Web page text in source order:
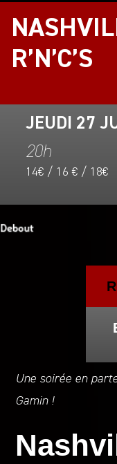
R’N’C’S
JEUDI 27
20h
14€ / 16 € / 18€
Une soirée en
Gamin !